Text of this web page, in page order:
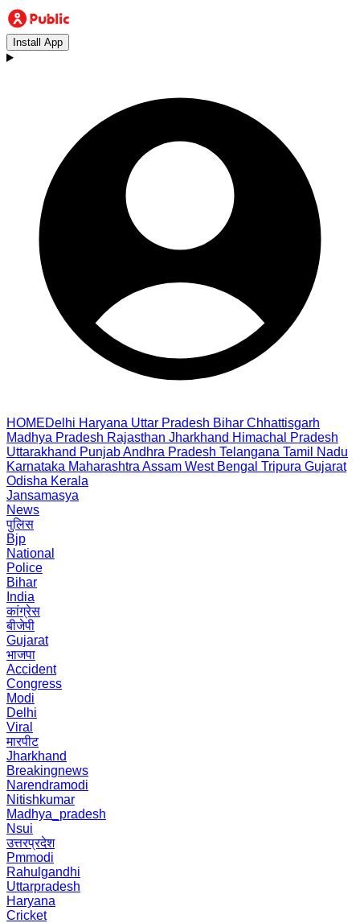
Install App
HOMEDelhi Haryana Uttar Pradesh Bihar Chhattisgarh
Madhya Pradesh Rajasthan Jharkhand Himachal Pradesh
Uttarakhand PunjabAndhra Pradesh Telangana Tamil Nadu
Karnataka Maharashtra Assam West Bengal Tripura Gujarat
Odisha Kerala
Jansamasya
News
पुलिस
Bjp
National
Police
Bihar
India
कांग्रेस
बीजेपी
Gujarat
भाजपा
Accident
Congress
Modi
Delhi
Viral
मारपीट
Jharkhand
Breakingnews
Narendramodi
Nitishkumar
Madhya_pradesh
Nsui
उत्तरप्रदेश
Pmmodi
Rahulgandhi
Uttarpradesh
Haryana
Cricket